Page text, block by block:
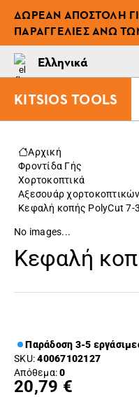
ΔΩΡΕΆΝ ΑΠΟΣΤΟΛΉ
ΠΑΡΑΓΓΕΛΊΕΣ ΆΝΩ
Ελληνικά
KITSIOS TOOLS
Αρχική
Φροντίδα Γής
Χορτοκοπτικά
Αξεσουάρ χορτοκοπτικών
Κεφαλή κοπής PolyCut 7-3
No images...
Κεφαλή
Παράδοση 3-5
SKU:40067102127
Απόθεμα:0
20,79 €